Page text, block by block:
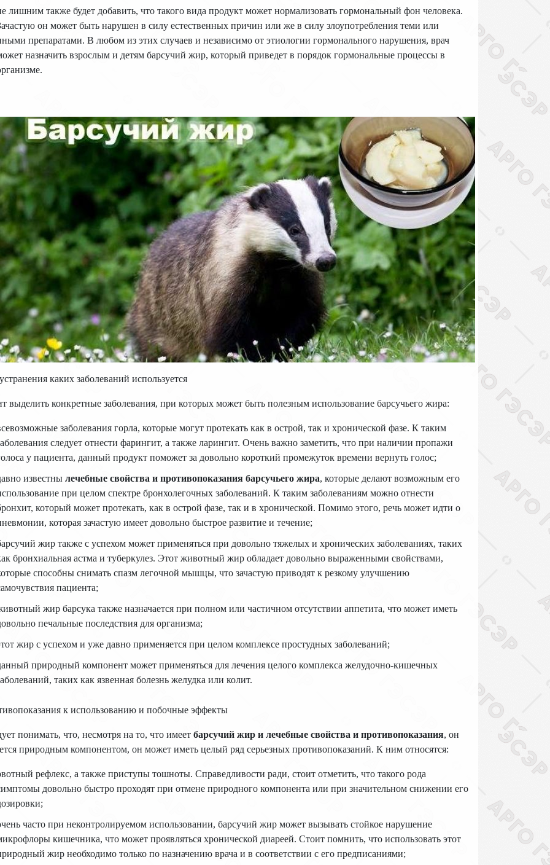
лишним также будет добавить, что такого вида продукт может нормализовать гормональный фон человека.
он может быть нарушен в силу естественных причин или же в силу злоупотребления теми или
препаратами. В любом из этих случаев и независимо от этиологии гормонального нарушения, врач
назначить взрослым и детям барсучий жир, который приведет в порядок гормональные процессы в
каких заболеваний используется
выделить конкретные заболевания, при которых может быть полезным использование барсучьего жира:
заболевания горла, которые могут протекать как в острой, так и хронической фазе. К таким
следует отнести фарингит, а также ларингит. Очень важно заметить, что при наличии пропажи
у пациента, данный продукт поможет за довольно короткий промежуток времени вернуть голос;
известны лечебные свойства и противопоказания барсучьего жира, которые делают возможным его
при целом спектре бронхолегочных заболеваний. К таким заболеваниям можно отнести
который может протекать, как в острой фазе, так и в хронической. Помимо этого, речь может идти о
которая зачастую имеет довольно быстрое развитие и течение;
жир также с успехом может применяться при довольно тяжелых и хронических заболеваниях, таких
бронхиальная астма и туберкулез. Этот животный жир обладает довольно выраженными свойствами,
способны снимать спазм легочной мышцы, что зачастую приводят к резкому улучшению
пациента;
жир барсука также назначается при полном или частичном отсутствии аппетита, что может иметь
печальные последствия для организма;
жир с успехом и уже давно применяется при целом комплексе простудных заболеваний;
природный компонент может применяться для лечения целого комплекса желудочно-кишечных
таких как язвенная болезнь желудка или колит.
к использованию и побочные эффекты
понимать, что, несмотря на то, что имеет барсучий жир и лечебные свойства и противопоказания, он
природным компонентом, он может иметь целый ряд серьезных противопоказаний. К ним относятся:
рефлекс, а также приступы тошноты. Справедливости ради, стоит отметить, что такого рода
довольно быстро проходят при отмене природного компонента или при значительном снижении его
часто при неконтролируемом использовании, барсучий жир может вызывать стойкое нарушение
кишечника, что может проявляться хронической диареей. Стоит помнить, что использовать этот
жир необходимо только по назначению врача и в соответствии с его предписаниями;